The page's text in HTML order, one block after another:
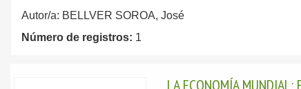
Autor/a: BELLVER SOROA, José
Número de registros: 1
LA ECONOMÍA MUNDIAL: